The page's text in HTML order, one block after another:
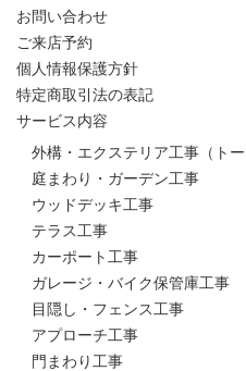
お問い合わせ
ご来店予約
個人情報保護方針
特定商取引法の表記
サービス内容
外構・エクステリア工事（トー
庭まわり・ガーデン工事
ウッドデッキ工事
テラス工事
カーポート工事
ガレージ・バイク保管庫工事
目隠し・フェンス工事
アプローチ工事
門まわり工事